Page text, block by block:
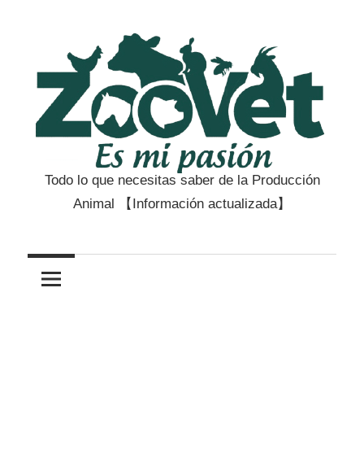
contenido
Zootecnia
Veterinaria
Todo lo que necesitas saber de la Producción
Animal 【Información actualizada】